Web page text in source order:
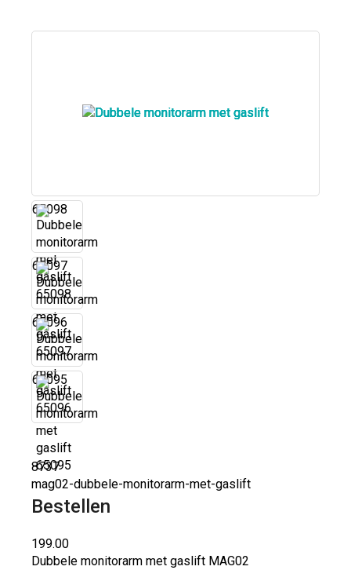
65098
65097
65096
65095
8737
mag02-dubbele-monitorarm-met-gaslift
Bestellen
199.00
Dubbele monitorarm met gaslift MAG02